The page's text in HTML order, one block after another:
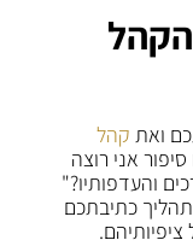
ואת קהל
אני רוצה
והעדפותיו?"
כתיבתכם